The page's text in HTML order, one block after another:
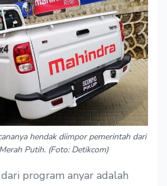
hendak diimpor pemerintah dari
Putih. (Foto: Detikcom)
program anyar adalah